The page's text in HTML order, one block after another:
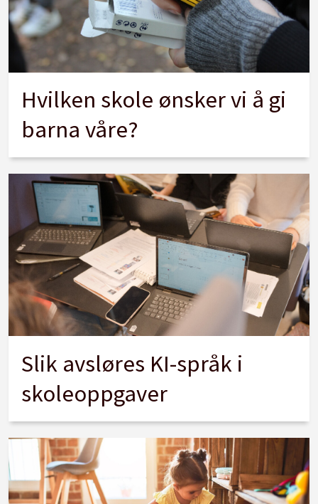
Hvilken skole ønsker vi å gi
barna våre?
Slik avsløres KI-språk i
skoleoppgaver